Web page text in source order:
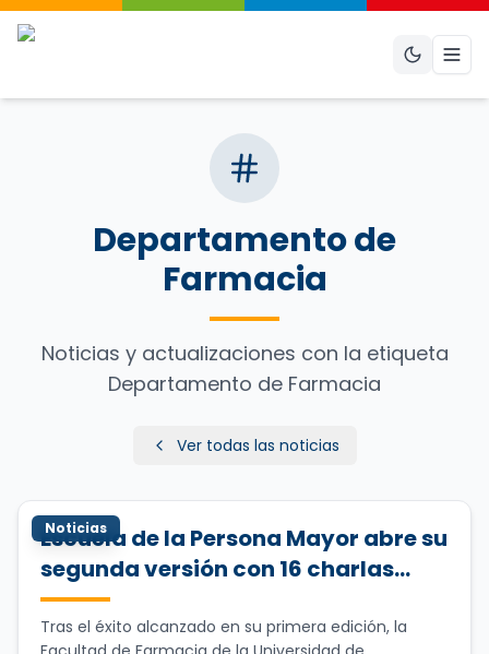
Departamento de
Farmacia
Noticias y actualizaciones con la etiqueta
Departamento de Farmacia
Ver todas las noticias
Noticias
Escuela de la Persona Mayor abre su
segunda versión con 16 charlas
gratuitas para promover el
aprendizaje y el bienestar durante
Tras el éxito alcanzado en su primera edición, la